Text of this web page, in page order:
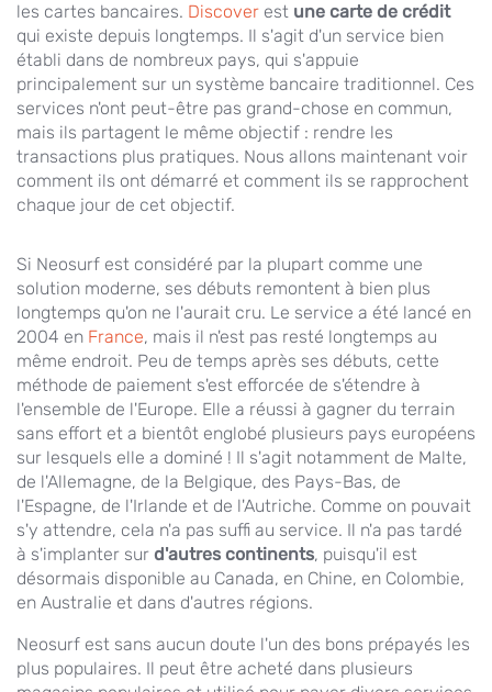
les cartes bancaires. Discover est une carte de crédit
qui existe depuis longtemps. Il s'agit d'un service bien
établi dans de nombreux pays, qui s'appuie
principalement sur un système bancaire traditionnel. Ces
services n'ont peut-être pas grand-chose en commun,
mais ils partagent le même objectif : rendre les
transactions plus pratiques. Nous allons maintenant voir
comment ils ont démarré et comment ils se rapprochent
chaque jour de cet objectif.
Si Neosurf est considéré par la plupart comme une
solution moderne, ses débuts remontent à bien plus
longtemps qu'on ne l'aurait cru. Le service a été lancé en
2004 en France, mais il n'est pas resté longtemps au
même endroit. Peu de temps après ses débuts, cette
méthode de paiement s'est efforcée de s'étendre à
l'ensemble de l'Europe. Elle a réussi à gagner du terrain
sans effort et a bientôt englobé plusieurs pays européens
sur lesquels elle a dominé ! Il s'agit notamment de Malte,
de l'Allemagne, de la Belgique, des Pays-Bas, de
l'Espagne, de l'Irlande et de l'Autriche. Comme on pouvait
s'y attendre, cela n'a pas suffi au service. Il n'a pas tardé
à s'implanter sur d'autres continents, puisqu'il est
désormais disponible au Canada, en Chine, en Colombie,
en Australie et dans d'autres régions.
Neosurf est sans aucun doute l'un des bons prépayés les
plus populaires. Il peut être acheté dans plusieurs